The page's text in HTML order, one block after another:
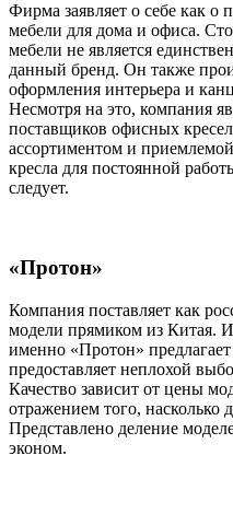
Фирма заявляет о себе как о
мебели для дома и офиса.
мебели не является
данный бренд. Он также
оформления интерьера и
Несмотря на это, компания
поставщиков офисных
ассортиментом и
кресла для постоянной
следует.
«Протон»
Компания поставляет как
модели прямиком из Китая.
именно «Протон»
предоставляет неплохой
Качество зависит от цены
отражением того, насколько
Представлено деление
эконом.